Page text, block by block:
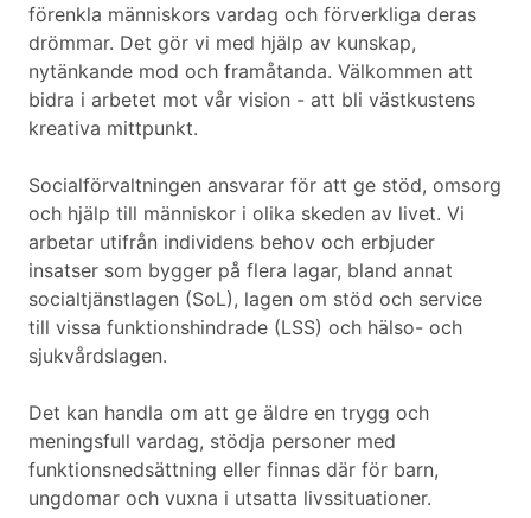
förenkla människors vardag och förverkliga deras
drömmar. Det gör vi med hjälp av kunskap,
nytänkande mod och framåtanda. Välkommen att
bidra i arbetet mot vår vision - att bli västkustens
kreativa mittpunkt.
Socialförvaltningen ansvarar för att ge stöd, omsorg
och hjälp till människor i olika skeden av livet. Vi
arbetar utifrån individens behov och erbjuder
insatser som bygger på flera lagar, bland annat
socialtjänstlagen (SoL), lagen om stöd och service
till vissa funktionshindrade (LSS) och hälso- och
sjukvårdslagen.
Det kan handla om att ge äldre en trygg och
meningsfull vardag, stödja personer med
funktionsnedsättning eller finnas där för barn,
ungdomar och vuxna i utsatta livssituationer.